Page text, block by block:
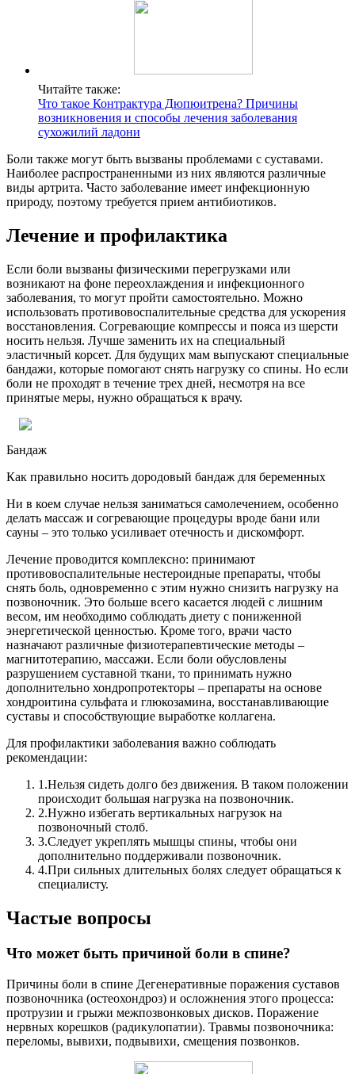
Читайте также:
Что такое Контрактура Дюпюитрена? Причины
возникновения и способы лечения заболевания
сухожилий ладони
Боли также могут быть вызваны проблемами с суставами.
Наиболее распространенными из них являются различные
виды артрита. Часто заболевание имеет инфекционную
природу, поэтому требуется прием антибиотиков.
Лечение и профилактика
Если боли вызваны физическими перегрузками или
возникают на фоне переохлаждения и инфекционного
заболевания, то могут пройти самостоятельно. Можно
использовать противовоспалительные средства для ускорения
восстановления. Согревающие компрессы и пояса из шерсти
носить нельзя. Лучше заменить их на специальный
эластичный корсет. Для будущих мам выпускают специальные
бандажи, которые помогают снять нагрузку со спины. Но если
боли не проходят в течение трех дней, несмотря на все
принятые меры, нужно обращаться к врачу.
Бандаж
Как правильно носить дородовый бандаж для беременных
Ни в коем случае нельзя заниматься самолечением, особенно
делать массаж и согревающие процедуры вроде бани или
сауны – это только усиливает отечность и дискомфорт.
Лечение проводится комплексно: принимают
противовоспалительные нестероидные препараты, чтобы
снять боль, одновременно с этим нужно снизить нагрузку на
позвоночник. Это больше всего касается людей с лишним
весом, им необходимо соблюдать диету с пониженной
энергетической ценностью. Кроме того, врачи часто
назначают различные физиотерапевтические методы –
магнитотерапию, массажи. Если боли обусловлены
разрушением суставной ткани, то принимать нужно
дополнительно хондропротекторы – препараты на основе
хондроитина сульфата и глюкозамина, восстанавливающие
суставы и способствующие выработке коллагена.
Для профилактики заболевания важно соблюдать
рекомендации:
1.Нельзя сидеть долго без движения. В таком положении
происходит большая нагрузка на позвоночник.
2.Нужно избегать вертикальных нагрузок на
позвоночный столб.
3.Следует укреплять мышцы спины, чтобы они
дополнительно поддерживали позвоночник.
4.При сильных длительных болях следует обращаться к
специалисту.
Частые вопросы
Что может быть причиной боли в спине?
Причины боли в спине Дегенеративные поражения суставов
позвоночника (остеохондроз) и осложнения этого процесса:
протрузии и грыжи межпозвонковых дисков. Поражение
нервных корешков (радикулопатии). Травмы позвоночника:
переломы, вывихи, подвывихи, смещения позвонков.